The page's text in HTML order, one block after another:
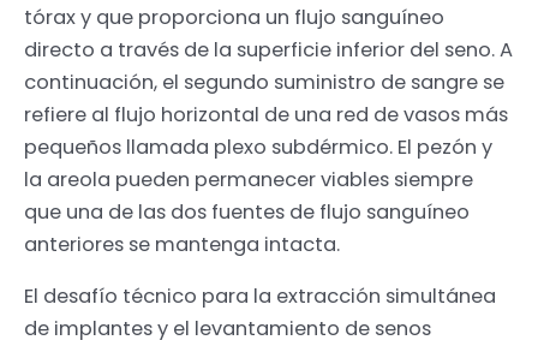
tórax y que proporciona un flujo sanguíneo
directo a través de la superficie inferior del seno. A
continuación, el segundo suministro de sangre se
refiere al flujo horizontal de una red de vasos más
pequeños llamada plexo subdérmico. El pezón y
la areola pueden permanecer viables siempre
que una de las dos fuentes de flujo sanguíneo
anteriores se mantenga intacta.
El desafío técnico para la extracción simultánea
de implantes y el levantamiento de senos